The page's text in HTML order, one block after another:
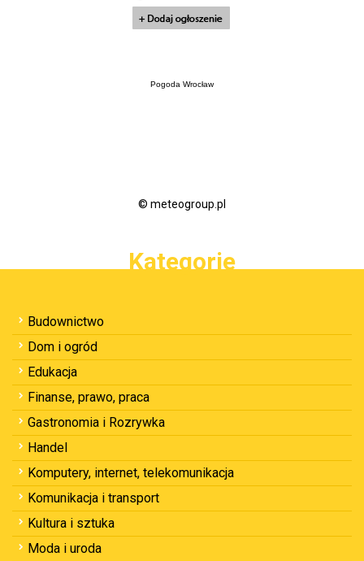
Pogoda Wrocław
© meteogroup.pl
Kategorie
Budownictwo
Dom i ogród
Edukacja
Finanse, prawo, praca
Gastronomia i Rozrywka
Handel
Komputery, internet, telekomunikacja
Komunikacja i transport
Kultura i sztuka
Moda i uroda